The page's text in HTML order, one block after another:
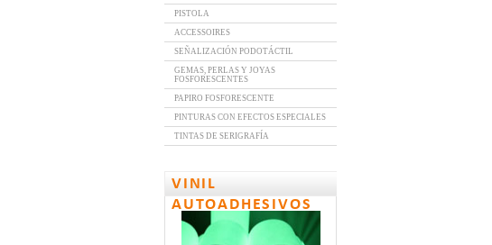
PISTOLA
ACCESSOIRES
SEÑALIZACIÓN PODOTÁCTIL
GEMAS, PERLAS Y JOYAS
FOSFORESCENTES
PAPIRO FOSFORESCENTE
PINTURAS CON EFECTOS ESPECIALES
TINTAS DE SERIGRAFÍA
VINIL
AUTOADHESIVOS